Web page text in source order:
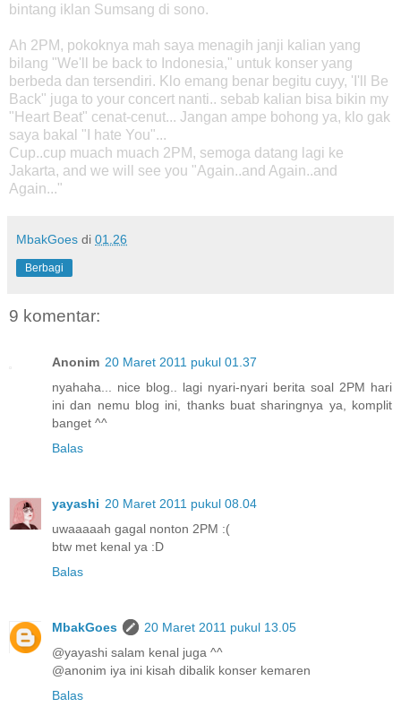
bintang iklan Sumsang di sono.
Ah 2PM, pokoknya mah saya menagih janji kalian yang
bilang "We'll be back to Indonesia," untuk konser yang
berbeda dan tersendiri. Klo emang benar begitu cuyy, 'I'll Be
Back" juga to your concert nanti.. sebab kalian bisa bikin my
"Heart Beat" cenat-cenut... Jangan ampe bohong ya, klo gak
saya bakal "I hate You"...
Cup..cup muach muach 2PM, semoga datang lagi ke
Jakarta, and we will see you "Again..and Again..and
Again..."
MbakGoes di 01.26
Berbagi
9 komentar:
Anonim 20 Maret 2011 pukul 01.37
nyahaha... nice blog.. lagi nyari-nyari berita soal 2PM hari
ini dan nemu blog ini, thanks buat sharingnya ya, komplit
banget ^^
Balas
yayashi 20 Maret 2011 pukul 08.04
uwaaaaah gagal nonton 2PM :(
btw met kenal ya :D
Balas
MbakGoes
20 Maret 2011 pukul 13.05
@yayashi salam kenal juga ^^
@anonim iya ini kisah dibalik konser kemaren
Balas